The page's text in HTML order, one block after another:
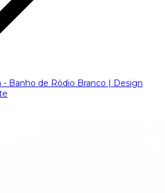
- Banho de Ródio Branco | Design